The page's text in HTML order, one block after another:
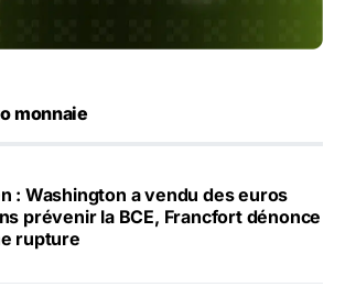
monnaie
: Washington a vendu des euros
prévenir la BCE, Francfort dénonce
rupture